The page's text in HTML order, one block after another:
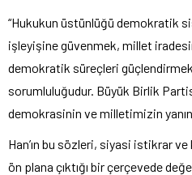
“Hukukun üstünlüğü demokratik
işleyişine güvenmek, millet
demokratik süreçleri
sorumluluğudur. Büyük Birlik
demokrasinin ve milletimizin
Han’ın bu sözleri, siyasi istikrar
ön plana çıktığı bir çerçevede